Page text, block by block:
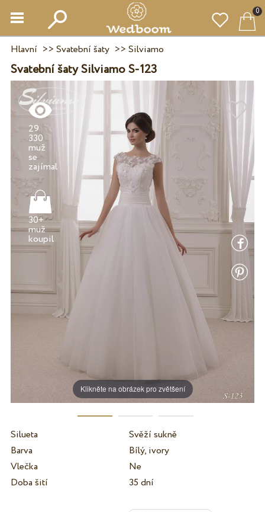
0
Hlavní >> Svatební šaty>> Silviamo
Svatební šaty Silviamo S-123
Klikněte na obrázek pro zvětšení
29
330
muž
se
30+
muž
Silueta
Svěží sukně
Barva
Bílý, ivory
Vlečka
Ne
Doba šití
35 dní